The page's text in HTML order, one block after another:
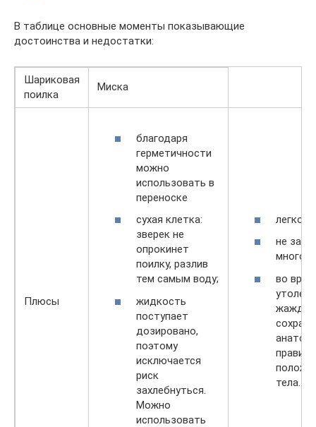
В таблице основные моменты показывающие
достоинства и недостатки:
Шариковая
поилка
Миска
Плюсы
благодаря
герметичности
можно
использовать в
переноске
сухая клетка:
зверек не
опрокинет
поилку, разлив
тем самым воду;
жидкость
поступает
дозировано,
поэтому
исключается
риск
захлебнуться.
Можно
использовать
легко
не
много
во
жажды
тела.